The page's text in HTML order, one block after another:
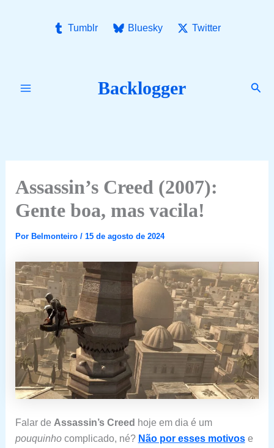
Tumblr Bluesky Twitter
Backlogger
Assassin’s Creed (2007):
Gente boa, mas vacila!
Por Belmonteiro / 15 de agosto de 2024
Falar de Assassin’s Creed hoje em dia é um
pouquinhocomplicado, né? Não por esses motivose